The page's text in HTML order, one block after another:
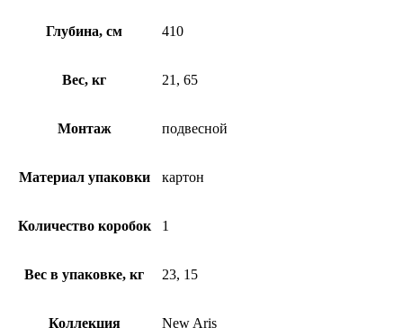
Глубина, см 410
Вес, кг 21, 65
Монтаж подвесной
Материал упаковки картон
Количество коробок 1
Вес в упаковке, кг 23, 15
Коллекция New Aris